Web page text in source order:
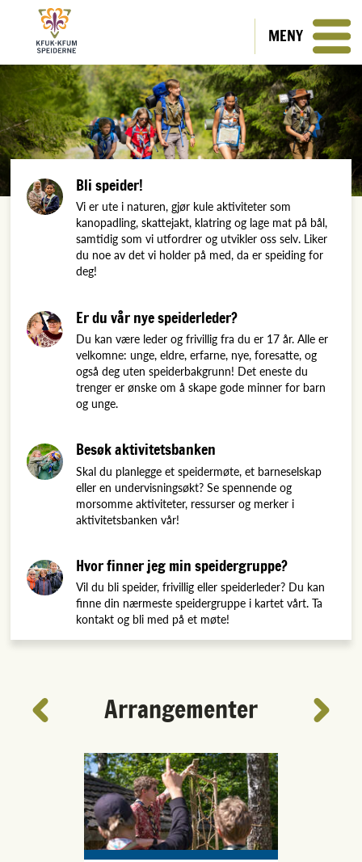
MENY
Bli speider!
Vi er ute i naturen, gjør kule aktiviteter som
kanopadling, skattejakt, klatring og lage mat på bål,
samtidig som vi utfordrer og utvikler oss selv. Liker
du noe av det vi holder på med, da er speiding for
deg!
Er du vår nye speiderleder?
Du kan være leder og frivillig fra du er 17 år. Alle er
velkomne: unge, eldre, erfarne, nye, foresatte, og
også deg uten speiderbakgrunn! Det eneste du
trenger er ønske om å skape gode minner for barn
og unge.
Besøk aktivitetsbanken
Skal du planlegge et speidermøte, et barneselskap
eller en undervisningsøkt? Se spennende og
morsomme aktiviteter, ressurser og merker i
aktivitetsbanken vår!
Hvor finner jeg min speidergruppe?
Vil du bli speider, frivillig eller speiderleder? Du kan
finne din nærmeste speidergruppe i kartet vårt. Ta
kontakt og bli med på et møte!
Arrangementer